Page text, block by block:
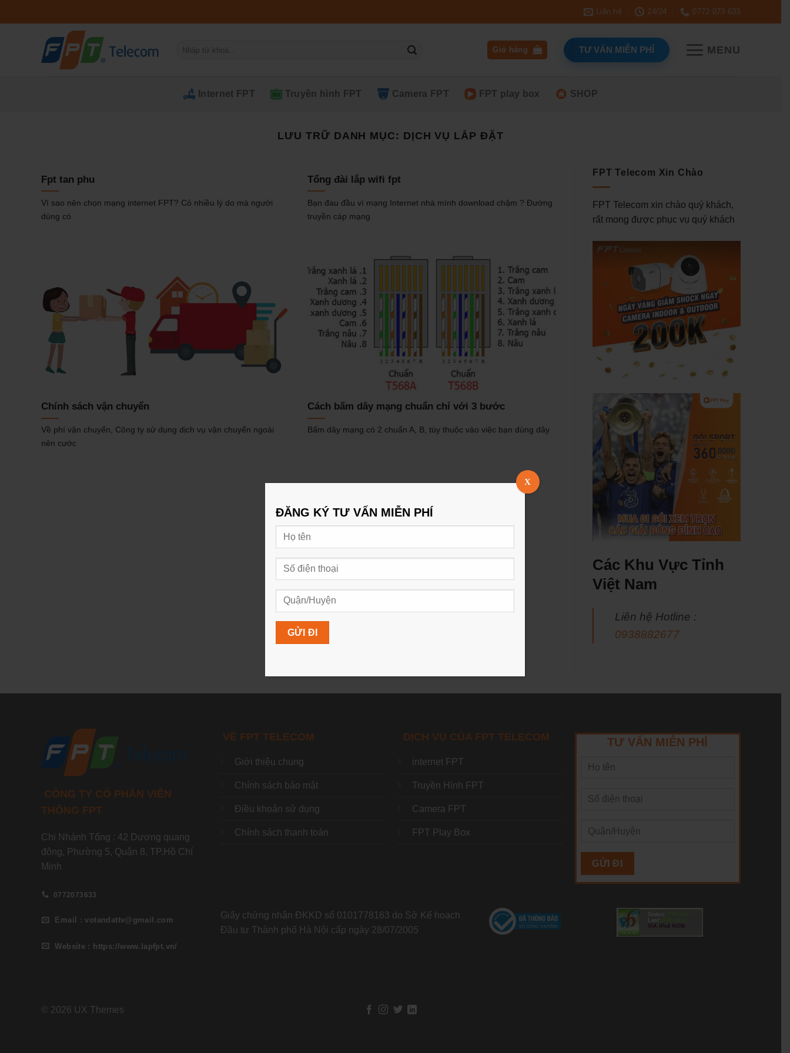
qua
Liên hệ 24/24 0772 073 633
kiếm:
Giỏ hàng TƯ VẤN MIỄN PHÍ MENU
Internet FPT Truyền hình FPT Camera FPT FPT play box SHOP
LƯU TRỮ DANH MỤC: DỊCH VỤ LẮP ĐẶT
Fpt tan phu
Vì sao nên chọn mạng internet FPT? Có nhiều lý do mà người
dùng có
Tổng đài lắp wifi fpt
Bạn đau đầu vì mạng Internet nhà mình download chậm ? Đường
truyền cáp mạng
Chính sách vận chuyển
Về phí vận chuyển, Công ty sử dụng dịch vụ vận chuyển ngoài
nên cước
Cách bấm dây mạng chuẩn chỉ với 3 bước
Bấm dây mạng có 2 chuẩn A, B, tùy thuộc vào việc bạn dùng dây
FPT Telecom Xin Chào
FPT Telecom xin chào quý khách,
rất mong được phục vụ quý khách
Các Khu Vực Tỉnh
Việt Nam
Liên hệ Hotline :
0938882677
CÔNG TY CỔ PHẦN VIỄN
THÔNG FPT
Chi Nhánh Tổng : 42 Dương quang
đông, Phường 5, Quận 8, TP.Hồ Chí
Minh
0772073633
Email : votandattv@gmail.com
Website : https://www.lapfpt.vn/
VỀ FPT TELECOM
Giới thiệu chung
Chính sách bảo mật
Điều khoản sử dụng
Chính sách thanh toán
DỊCH VỤ CỦA FPT TELECOM
internet FPT
Truyền Hình FPT
Camera FPT
FPT Play Box
TƯ VẤN MIỄN PHÍ
Giấy chứng nhận ĐKKD số 0101778163 do Sở Kế hoạch
Đầu tư Thành phố Hà Nội cấp ngày 28/07/2005
Status:
Last:
VIA IPv4 NOW
© 2026 UX Themes
ĐĂNG KÝ TƯ VẤN MIỄN PHÍ
X